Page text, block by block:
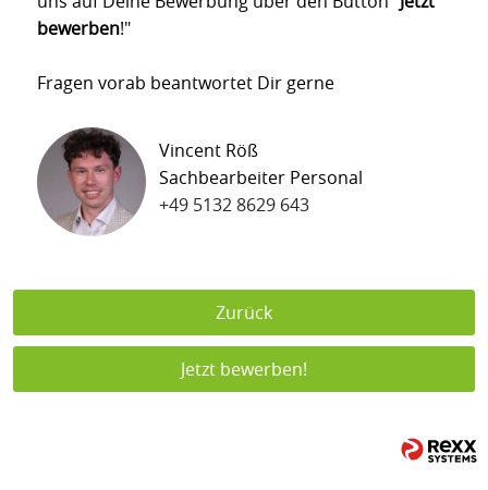
bewerben!"
Fragen vorab beantwortet Dir gerne
Vincent Röß
Sachbearbeiter Personal
+49 5132 8629 643
Zurück
Jetzt bewerben!